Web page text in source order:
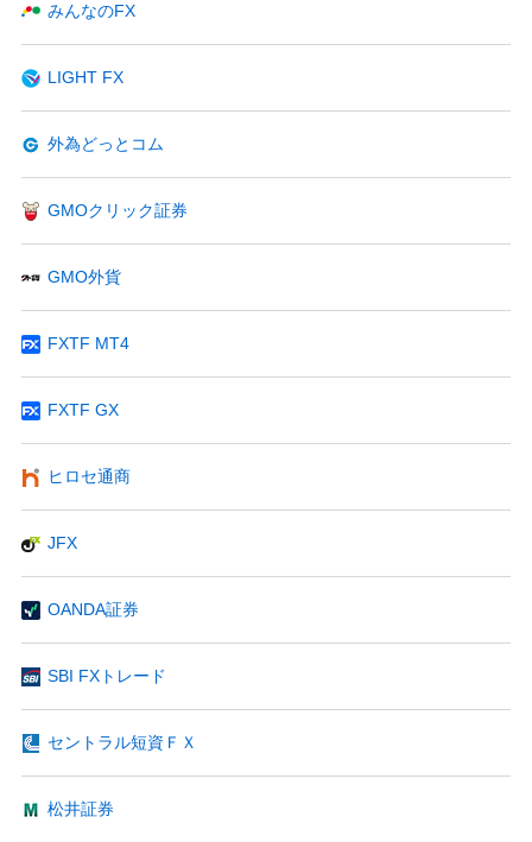
みんなのFX
LIGHT FX
外為どっとコム
GMOクリック証券
GMO外貨
FXTF MT4
FXTF GX
ヒロセ通商
JFX
OANDA証券
SBI FXトレード
セントラル短資ＦＸ
松井証券